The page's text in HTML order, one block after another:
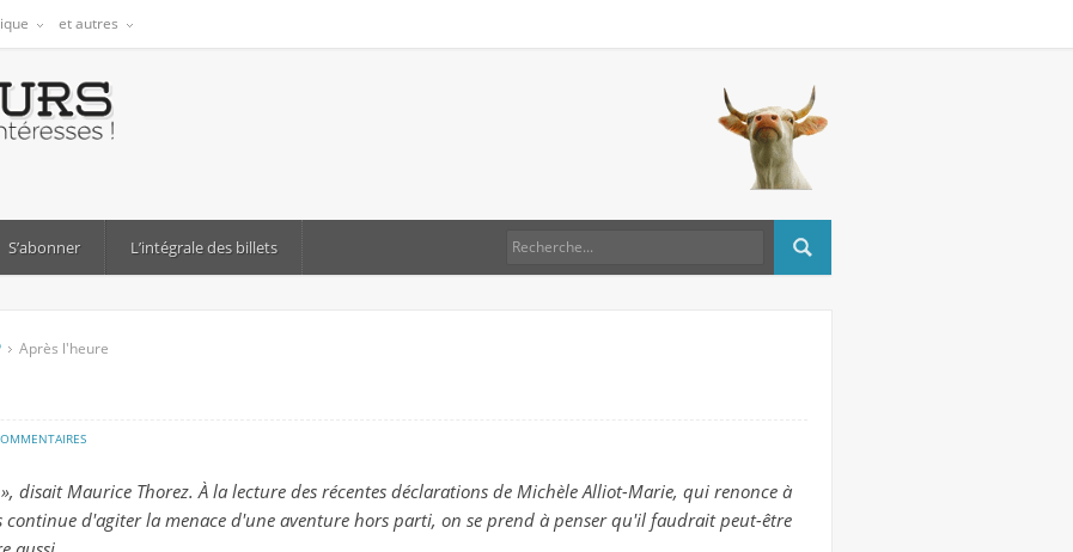
et autres
S’abonner L’intégrale des billets
Après l'heure
sur
l'heure
disait Maurice Thorez. À la lecture des récentes déclarations de Michèle Alliot-Marie, qui renonce à
continue d'agiter la menace d'une aventure hors parti, on se prend à penser qu'il faudrait peut-être